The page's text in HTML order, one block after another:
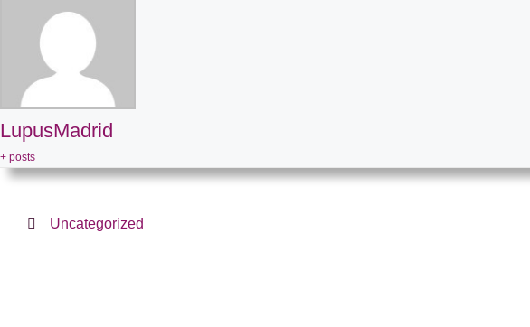
LupusMadrid
+ posts
Uncategorized